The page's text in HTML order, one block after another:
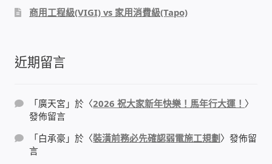
DCS 數位通訊系統
NEC SL2100 電話總機 數位IP通訊系統
安立達(Aristel)
商用工程級(VIGI) vs 家用消費級(Tapo)
近期留言
「廣天宮 」於〈2026 祝大家新年快樂！馬年行大運！ 〉
發佈留言
「白承豪 」於〈裝潢前務必先確認弱電施工規劃 〉發佈留
言